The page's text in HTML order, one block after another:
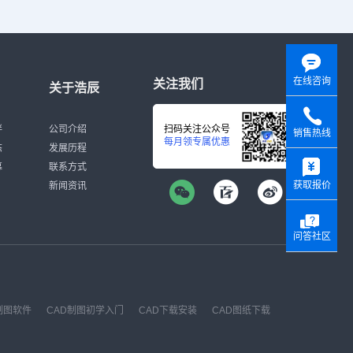
关于浩辰
公司介绍
发展历程
联系方式
新闻资讯
关注我们
扫码关注公众号
每月领专属优惠
图软件 CAD制图初学入门 CAD下载安装 CAD图纸下载
在线咨询
销售热线
获取报价
问答社区